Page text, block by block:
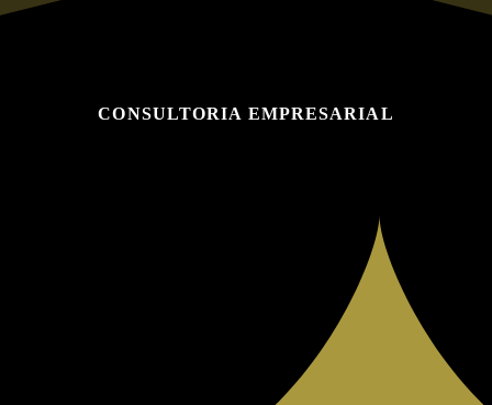
CONSULTORIA EMPRESARIAL